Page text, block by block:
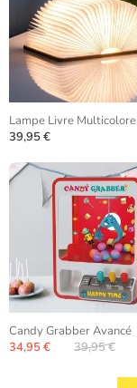
Lampe Livre Multicolore
39,95 €
Candy Grabber Avancé
34,95 €
39,95 €